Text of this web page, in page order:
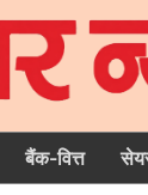
बैंक-वित्त